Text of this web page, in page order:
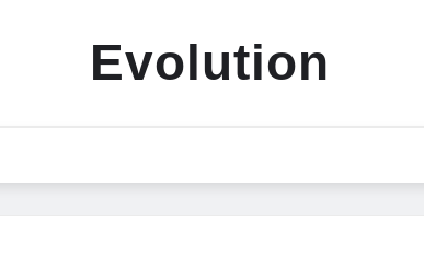
Evolution